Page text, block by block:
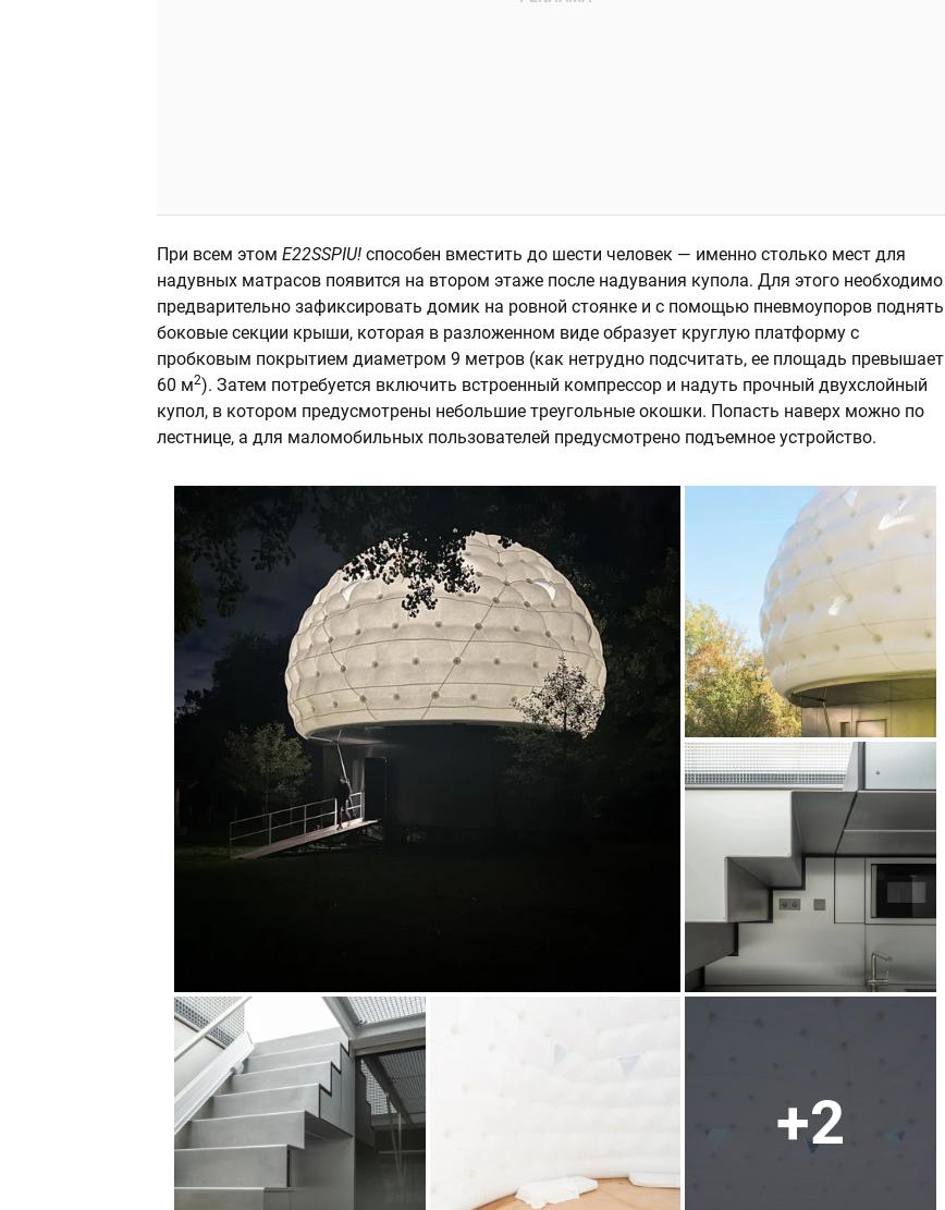
При всем этом E22SSPIU! способен вместить до шести человек — именно столько мест для
надувных матрасов появится на втором этаже после надувания купола. Для этого необходимо
предварительно зафиксировать домик на ровной стоянке и с помощью пневмоупоров поднять
боковые секции крыши, которая в разложенном виде образует круглую платформу с
пробковым покрытием диаметром 9 метров (как нетрудно подсчитать, ее площадь превышает
60 м2). Затем потребуется включить встроенный компрессор и надуть прочный двухслойный
купол, в котором предусмотрены небольшие треугольные окошки. Попасть наверх можно по
лестнице, а для маломобильных пользователей предусмотрено подъемное устройство.
+2